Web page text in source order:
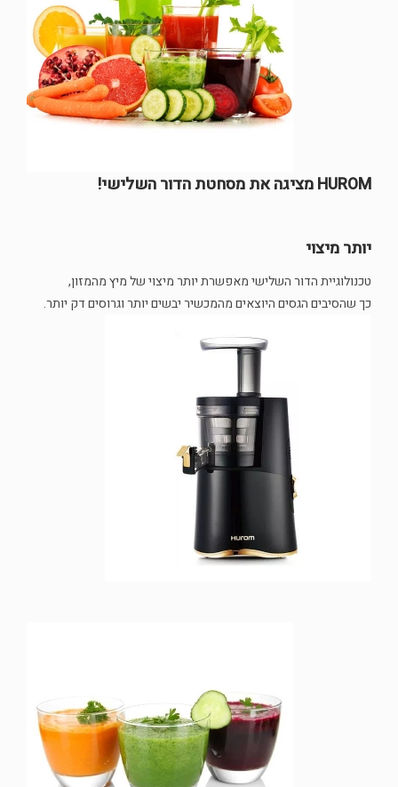
HUROM מציגה את מסחטת הדור השלישי!
יותר מיצוי
טכנולוגיית הדור השלישי מאפשרת יותר מיצוי של מיץ מהמזון,
כך שהסיבים הגסים היוצאים מהמכשיר יבשים יותר וגרוסים דק יותר.